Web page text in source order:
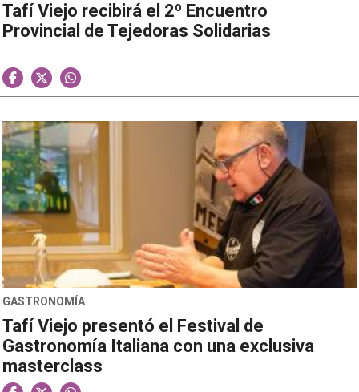
Tafí Viejo recibirá el 2º Encuentro
Provincial de Tejedoras Solidarias
GASTRONOMÍA
Tafí Viejo presentó el Festival de
Gastronomía Italiana con una exclusiva
masterclass